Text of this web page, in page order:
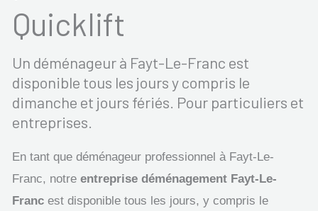
Quicklift
Un déménageur à Fayt-Le-Franc est
disponible tous les jours y compris le
dimanche et jours fériés. Pour particuliers et
entreprises.
En tant que déménageur professionnel à Fayt-Le-
Franc, notre entreprise déménagement Fayt-Le-
Franc est disponible tous les jours, y compris le